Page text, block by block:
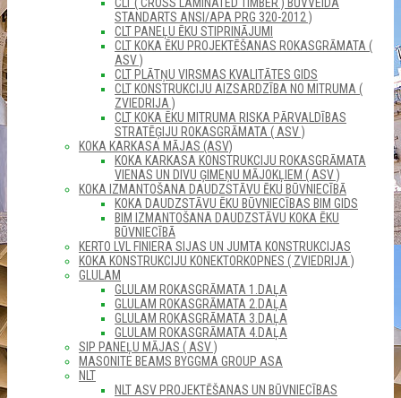
STANDARTS ANSI/APA PRG 320-2012 )
CLT PANEĻU ĒKU STIPRINĀJUMI
CLT KOKA ĒKU PROJEKTĒŠANAS ROKASGRĀMATA (
ASV )
CLT PLĀTŅU VIRSMAS KVALITĀTES GIDS
CLT KONSTRUKCIJU AIZSARDZĪBA NO MITRUMA (
ZVIEDRIJA )
CLT KOKA ĒKU MITRUMA RISKA PĀRVALDĪBAS
STRATĒĢIJU ROKASGRĀMATA ( ASV )
KOKA KARKASA MĀJAS (ASV)
KOKA KARKASA KONSTRUKCIJU ROKASGRĀMATA
VIENAS UN DIVU ĢIMEŅU MĀJOKĻIEM ( ASV )
KOKA IZMANTOŠANA DAUDZSTĀVU ĒKU BŪVNIECĪBĀ
KOKA DAUDZSTĀVU ĒKU BŪVNIECĪBAS BIM GIDS
BIM IZMANTOŠANA DAUDZSTĀVU KOKA ĒKU
BŪVNIECĪBĀ
KERTO LVL FINIERA SIJAS UN JUMTA KONSTRUKCIJAS
KOKA KONSTRUKCIJU KONEKTORKOPNES ( ZVIEDRIJA )
GLULAM
GLULAM ROKASGRĀMATA 1.DAĻA
GLULAM ROKASGRĀMATA 2.DAĻA
GLULAM ROKASGRĀMATA 3.DAĻA
GLULAM ROKASGRĀMATA 4.DAĻA
SIP PANEĻU MĀJAS ( ASV )
MASONITE BEAMS BYGGMA GROUP ASA
NLT
NLT ASV PROJEKTĒŠANAS UN BŪVNIECĪBAS